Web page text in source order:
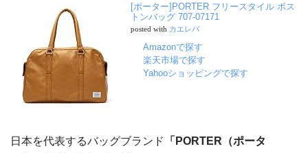
[ポーター]PORTER フリースタイル ボス
トンバッグ 707-07171
posted with カエレバ
Amazonで探す
楽天市場で探す
Yahooショッピングで探す
日本を代表するバッグブランド
「PORTER（ポータ